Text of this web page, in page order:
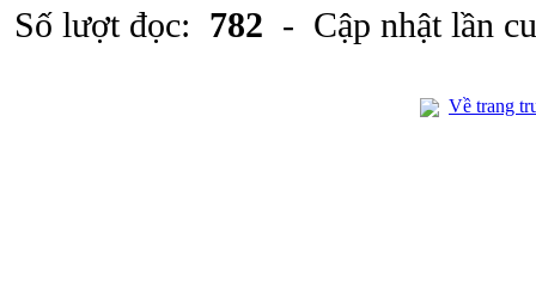
Số lượt đọc: 782 - Cập nhật lần
Về trang